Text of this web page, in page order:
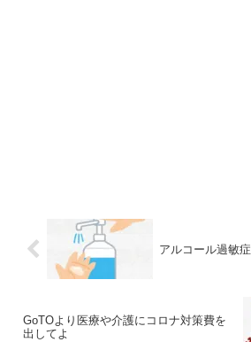
アルコール過敏症
GoTOより医療や介護にコロナ対策費を
出してよ